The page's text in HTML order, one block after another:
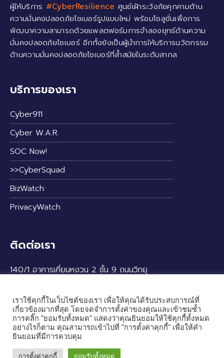
ผู้ให้บริการ #CyberResilience ศูนย์เฝ้าระวังภัยคุกคามด้าน
ความมั่นคงปลอดภัยไซเบอร์รูปแบบใหม่ พร้อมโซลูชั่นเพื่อการ
พัฒนาความสามารถด้วยแพลตฟอร์มการจำลองยุทธ์ด้านความ
มั่นคงปลอดภัยไซเบอร์ อีกทั้งยังเป็นผู้นำการให้บริการนวัตกรรม
ด้านความมั่นคงปลอดภัยไซเบอร์ที่ล้ำสมัยในระดับสากล
บริการของเรา
Cyber911
Cyber W.A.R.
SOC Now!
>>CyberSquad
BizWatch:
PrivacyWatch
ติดต่อเรา
140/1 อาคารเคี่ยนหงวน 2 ชั้น 9 ถนนวิทยุ
เราใช้คุกกี้ในเว็บไซต์ของเรา เพื่อให้คุณได้รับประสบการณ์ที่
เกี่ยวข้องมากที่สุด โดยจดจำการตั้งค่าของคุณและเข้าชมซ้ำ
การคลิ๊ก "ยอมรับทั้งหมด" แสดงว่าคุณยินยอมให้ใช้คุกกี้ทั้งหมด
อย่างไรก็ตาม คุณสามารถเข้าไปที่ "การตั้งค่าคุกกี้" เพื่อให้คำ
ยินยอมที่มีการควบคุม
การตั้งค่าคุกกี้ ยอมรับทั้งหมด